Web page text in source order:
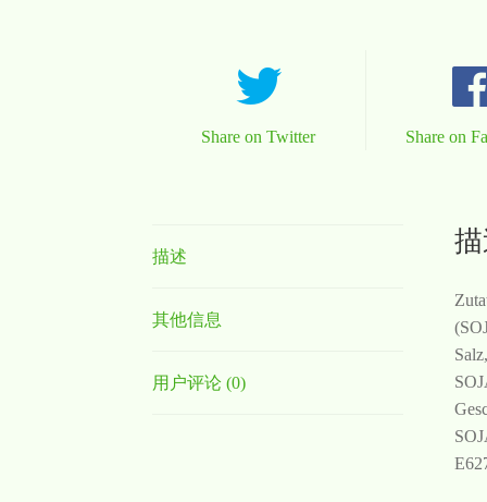
Share on Twitter Share on
描述
其他信息
用户评论 (0)